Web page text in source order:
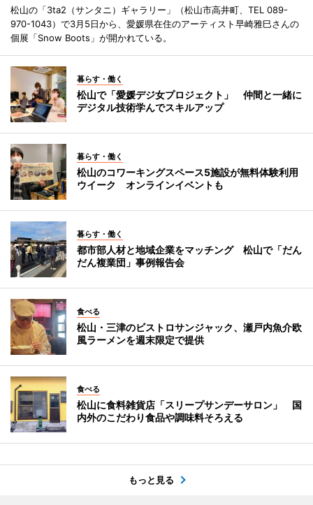
松山の「3ta2（サンタニ）ギャラリー」（松山市高井町、TEL 089-
970-1043）で3月5日から、愛媛県在住のアーティスト早崎雅巳さんの
個展「Snow Boots」が開かれている。
暮らす・働く
松山で「愛媛デジ女プロジェクト」 仲間と一緒に
デジタル技術学んでスキルアップ
暮らす・働く
松山のコワーキングスペース5施設が無料体験利用
ウイーク オンラインイベントも
暮らす・働く
都市部人材と地域企業をマッチング 松山で「だん
だん複業団」事例報告会
食べる
松山・三津のビストロサンジャック、瀬戸内魚介欧
風ラーメンを週末限定で提供
食べる
松山に食料雑貨店「スリープサンデーサロン」 国
内外のこだわり食品や調味料そろえる
もっと見る